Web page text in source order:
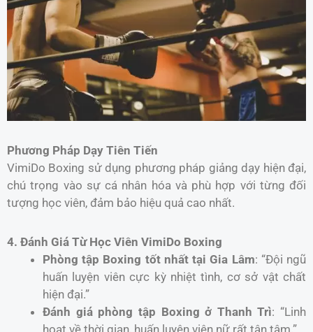
Phương Pháp Dạy Tiên Tiến
VimiDo Boxing sử dụng phương pháp giảng dạy hiện đại,
chú trọng vào sự cá nhân hóa và phù hợp với từng đối
tượng học viên, đảm bảo hiệu quả cao nhất.
4. Đánh Giá Từ Học Viên VimiDo Boxing
Phòng tập Boxing tốt nhất tại Gia Lâm: “Đội ngũ
huấn luyện viên cực kỳ nhiệt tình, cơ sở vật chất
hiện đại.”
Đánh giá phòng tập Boxing ở Thanh Trì: “Linh
hoạt về thời gian, huấn luyện viên nữ rất tận tâm.”